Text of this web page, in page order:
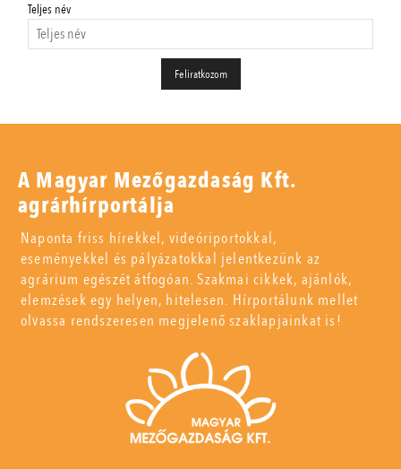
Teljes név
A Magyar Mezőgazdaság Kft.
agrárhírportálja
Naponta friss hírekkel, videóriportokkal,
eseményekkel és pályázatokkal jelentkezünk az
agrárium egészét átfogóan. Szakmai cikkek, ajánlók,
elemzések egy helyen, hitelesen. Hírportálunk mellet
olvassa rendszeresen megjelenő szaklapjainkat is!